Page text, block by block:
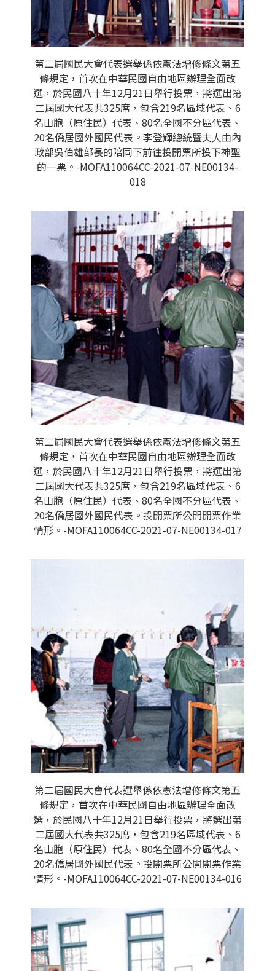
第二屆國民大會代表選舉係依憲法增修條文第五
條規定，首次在中華民國自由地區辦理全面改
選，於民國八十年12月21日舉行投票，將選出第
二屆國大代表共325席，包含219名區域代表、6
名山胞（原住民）代表、80名全國不分區代表、
20名僑居國外國民代表。李登輝總統暨夫人由內
政部吳伯雄部長的陪同下前往投開票所投下神聖
的一票。-MOFA110064CC-2021-07-NE00134-
018
第二屆國民大會代表選舉係依憲法增修條文第五
條規定，首次在中華民國自由地區辦理全面改
選，於民國八十年12月21日舉行投票，將選出第
二屆國大代表共325席，包含219名區域代表、6
名山胞（原住民）代表、80名全國不分區代表、
20名僑居國外國民代表。投開票所公開開票作業
情形。-MOFA110064CC-2021-07-NE00134-017
第二屆國民大會代表選舉係依憲法增修條文第五
條規定，首次在中華民國自由地區辦理全面改
選，於民國八十年12月21日舉行投票，將選出第
二屆國大代表共325席，包含219名區域代表、6
名山胞（原住民）代表、80名全國不分區代表、
20名僑居國外國民代表。投開票所公開開票作業
情形。-MOFA110064CC-2021-07-NE00134-016